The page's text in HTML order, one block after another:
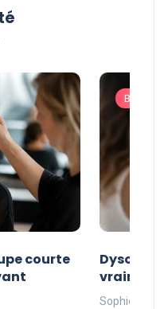
courte
Beauté
Dyson
vraiment
Sophie